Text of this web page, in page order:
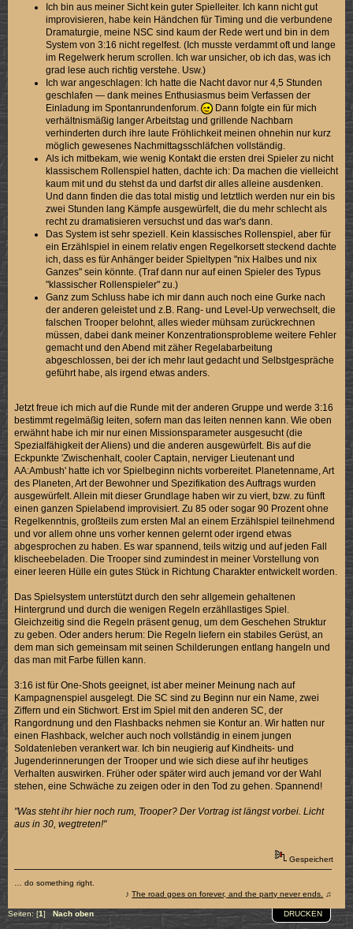
Ich bin aus meiner Sicht kein guter Spielleiter. Ich kann nicht gut
improvisieren, habe kein Händchen für Timing und die verbundene
Dramaturgie, meine NSC sind kaum der Rede wert und bin in dem
System von 3:16 nicht regelfest. (Ich musste verdammt oft und lange
im Regelwerk herum scrollen. Ich war unsicher, ob ich das, was ich
grad lese auch richtig verstehe. Usw.)
Ich war angeschlagen: Ich hatte die Nacht davor nur 4,5 Stunden
geschlafen — dank meines Enthusiasmus beim Verfassen der
Einladung im Spontanrundenforum.
Dann folgte ein für mich
verhältnismäßig langer Arbeitstag und grillende Nachbarn
verhinderten durch ihre laute Fröhlichkeit meinen ohnehin nur kurz
möglich gewesenes Nachmittagsschläfchen vollständig.
Als ich mitbekam, wie wenig Kontakt die ersten drei Spieler zu nicht
klassischem Rollenspiel hatten, dachte ich: Da machen die vielleicht
kaum mit und du stehst da und darfst dir alles alleine ausdenken.
Und dann finden die das total mistig und letztlich werden nur ein bis
zwei Stunden lang Kämpfe ausgewürfelt, die du mehr schlecht als
recht zu dramatisieren versuchst und das war's dann.
Das System ist sehr speziell. Kein klassisches Rollenspiel, aber für
ein Erzählspiel in einem relativ engen Regelkorsett steckend dachte
ich, dass es für Anhänger beider Spieltypen "nix Halbes und nix
Ganzes" sein könnte. (Traf dann nur auf einen Spieler des Typus
"klassischer Rollenspieler" zu.)
Ganz zum Schluss habe ich mir dann auch noch eine Gurke nach
der anderen geleistet und z.B. Rang- und Level-Up verwechselt, die
falschen Trooper belohnt, alles wieder mühsam zurückrechnen
müssen, dabei dank meiner Konzentrationsprobleme weitere Fehler
gemacht und den Abend mit zäher Regelabarbeitung
abgeschlossen, bei der ich mehr laut gedacht und Selbstgespräche
geführt habe, als irgend etwas anders.
Jetzt freue ich mich auf die Runde mit der anderen Gruppe und werde 3:16
bestimmt regelmäßig leiten, sofern man das leiten nennen kann. Wie oben
erwähnt habe ich mir nur einen Missionsparameter ausgesucht (die
Spezialfähigkeit der Aliens) und die anderen ausgewürfelt. Bis auf die
Eckpunkte 'Zwischenhalt, cooler Captain, nerviger Lieutenant und
AA:Ambush' hatte ich vor Spielbeginn nichts vorbereitet. Planetenname, Art
des Planeten, Art der Bewohner und Spezifikation des Auftrags wurden
ausgewürfelt. Allein mit dieser Grundlage haben wir zu viert, bzw. zu fünft
einen ganzen Spielabend improvisiert. Zu 85 oder sogar 90 Prozent ohne
Regelkenntnis, großteils zum ersten Mal an einem Erzählspiel teilnehmend
und vor allem ohne uns vorher kennen gelernt oder irgend etwas
abgesprochen zu haben. Es war spannend, teils witzig und auf jeden Fall
klischeebeladen. Die Trooper sind zumindest in meiner Vorstellung von
einer leeren Hülle ein gutes Stück in Richtung Charakter entwickelt worden.
Das Spielsystem unterstützt durch den sehr allgemein gehaltenen
Hintergrund und durch die wenigen Regeln erzähllastiges Spiel.
Gleichzeitig sind die Regeln präsent genug, um dem Geschehen Struktur
zu geben. Oder anders herum: Die Regeln liefern ein stabiles Gerüst, an
dem man sich gemeinsam mit seinen Schilderungen entlang hangeln und
das man mit Farbe füllen kann.
3:16 ist für One-Shots geeignet, ist aber meiner Meinung nach auf
Kampagnenspiel ausgelegt. Die SC sind zu Beginn nur ein Name, zwei
Ziffern und ein Stichwort. Erst im Spiel mit den anderen SC, der
Rangordnung und den Flashbacks nehmen sie Kontur an. Wir hatten nur
einen Flashback, welcher auch noch vollständig in einem jungen
Soldatenleben verankert war. Ich bin neugierig auf Kindheits- und
Jugenderinnerungen der Trooper und wie sich diese auf ihr heutiges
Verhalten auswirken. Früher oder später wird auch jemand vor der Wahl
stehen, eine Schwäche zu zeigen oder in den Tod zu gehen. Spannend!
"Was steht ihr hier noch rum, Trooper? Der Vortrag ist längst vorbei. Licht
aus in 30, wegtreten!"
Gespeichert
… do something right.
♪The road goes on forever, and the party never ends. ♫
DRUCKEN
Seiten: [1] Nach oben